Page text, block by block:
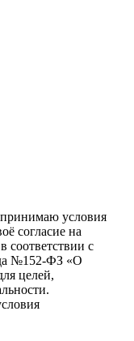
условия
согласие на
соответствии с
№152-ФЗ «О
целей,